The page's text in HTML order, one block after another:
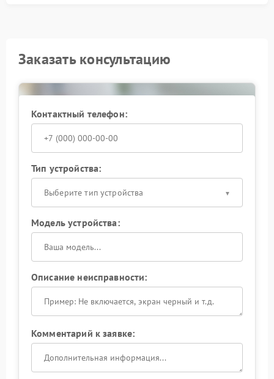
Заказать консультацию
Контактный телефон:
Тип устройства:
Выберите тип устройства
Модель устройства:
Описание неисправности:
Комментарий к заявке: